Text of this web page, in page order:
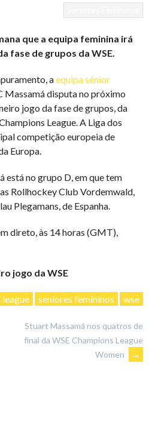
que a equipa feminina irá
fase de grupos da WSE.
aequipa sénior
Massamá disputa no próximo
jogo da fase de grupos, da
League. A Liga dos
competição europeia de
Europa.
no grupo D, em que tem
Rollhockey Club Vordemwald,
Plegamans, de Espanha.
direto, às 14 horas (GMT),
jogo da WSE
seniores femininos wse
Stuart Massamá nos quatros de
final da WSE Champions League
Women
→